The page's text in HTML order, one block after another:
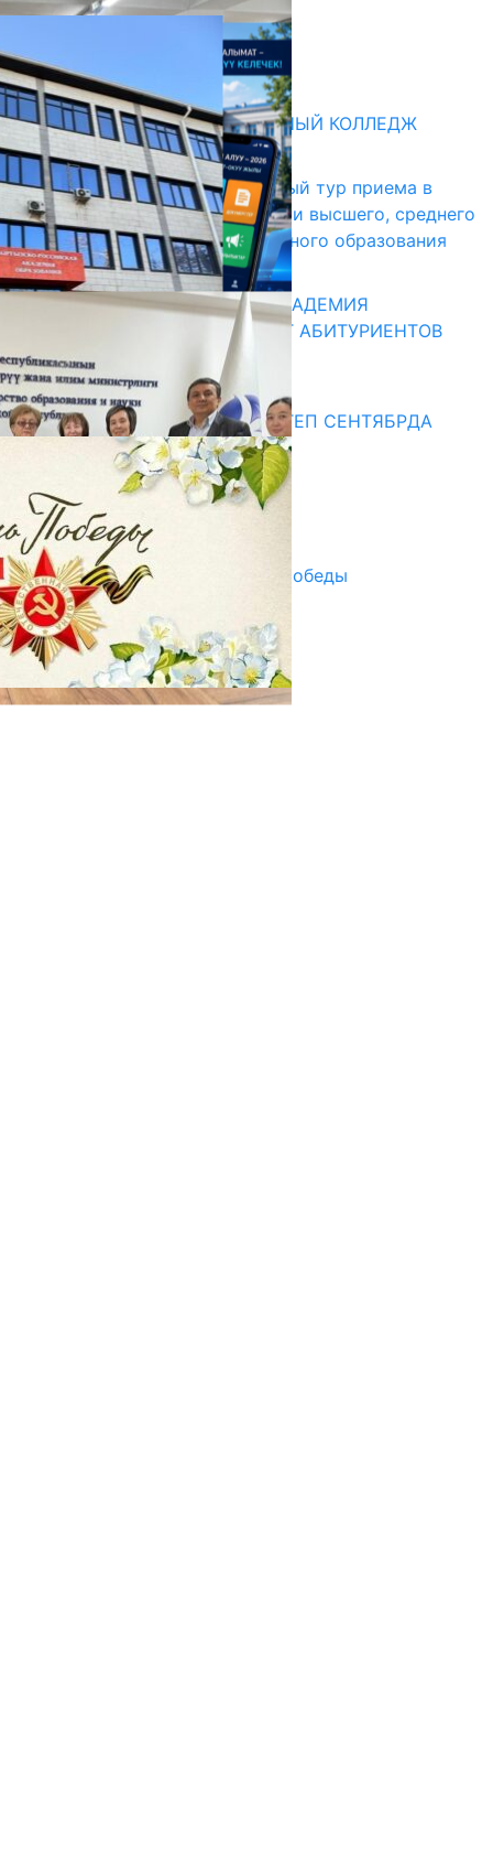
31.07.2026
Абитуриент
БИШКЕКСКИЙ УНИВЕРСАЛЬНЫЙ КОЛЛЕДЖ
17.07.2026
В Кыргызстане начался первый тур приема в
образовательные организации высшего, среднего
и начального профессионального образования
13.07.2026
КЫРГЫЗКО-РОССИЙСКАЯ АКАДЕМИЯ
ОБРАЗОВАНИЯ ПРИГЛАШАЕТ АБИТУРИЕНТОВ
10.07.2026
Медиа
СУЗАКТА 750 ОРУНДУУ МЕКТЕП СЕНТЯБРДА
ПАЙДАЛАНУУГА БЕРИЛЕТ
07.08.2025
Улуу Жеңиштин жандуу сөзү
29.04.2025
Награды в преддверии Дня Победы
29.04.2025